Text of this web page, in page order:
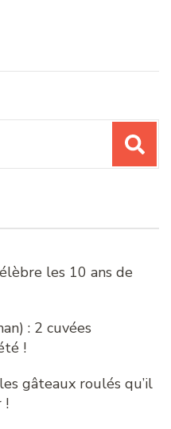
les 10 ans de
: 2 cuvées
!
gâteaux roulés qu’il
!